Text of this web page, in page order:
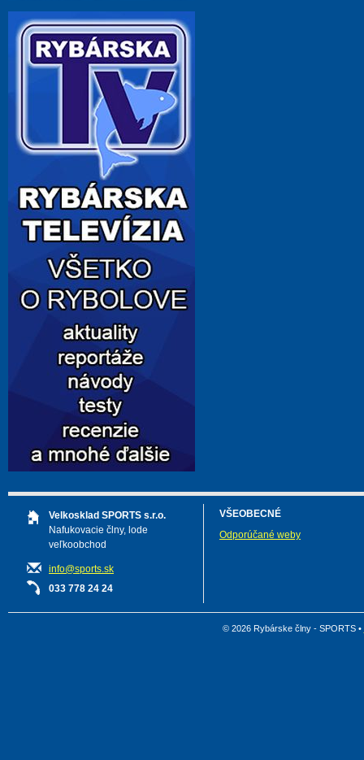
Velkosklad SPORTS s.r.o.
Nafukovacie člny, lode
veľkoobchod
info@sports.sk
033 778 24 24
VŠEOBECNÉ
Odporúčané weby
© 2026 Rybárske člny - SPORTS •